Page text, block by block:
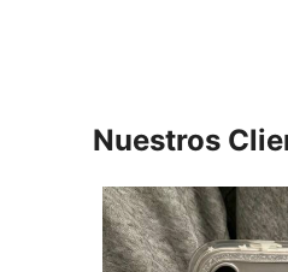
Nuestros